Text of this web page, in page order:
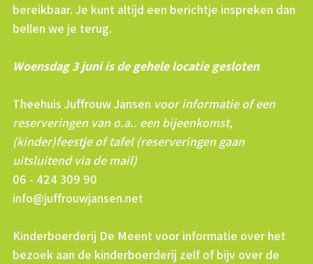
bereikbaar. Je kunt altijd een berichtje inspreken dan
bellen we je terug.
Woensdag 3 juni is de gehele locatie gesloten
Theehuis Juffrouw Jansen voor informatie of een
reserveringen van o.a.. een bijeenkomst,
(kinder)feestje of tafel (reserveringen gaan
uitsluitend via de mail)
06 - 424 309 90
info@juffrouwjansen.net
Kinderboerderij De Meent voor informatie over het
bezoek aan de kinderboerderij zelf of bijv over de